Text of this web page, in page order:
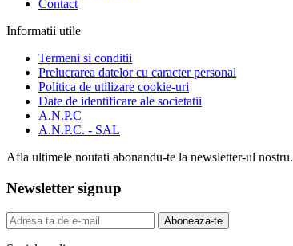
Contact
Informatii utile
Termeni si conditii
Prelucrarea datelor cu caracter personal
Politica de utilizare cookie-uri
Date de identificare ale societatii
A.N.P.C
A.N.P.C. - SAL
Afla ultimele noutati abonandu-te la newsletter-ul nostru.
Newsletter signup
Aboneaza-te